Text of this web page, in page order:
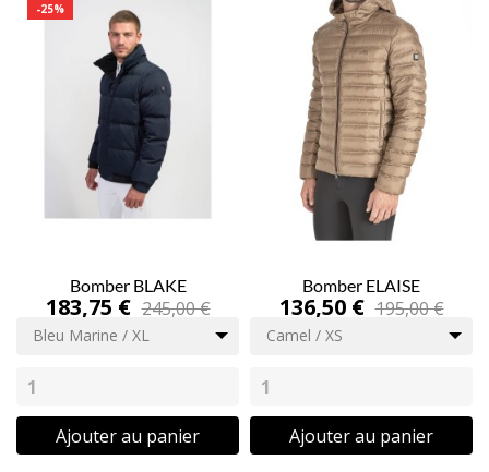
-25%
Bomber BLAKE
183,75 € 245,00 €
Bleu Marine / XL
Ajouter au panier
Bomber ELAISE
136,50 € 195,00 €
Camel / XS
Ajouter au panier